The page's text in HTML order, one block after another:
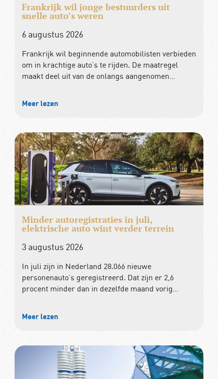
Frankrijk wil jonge bestuurders uit
snelle auto’s weren
6 augustus 2026
Frankrijk wil beginnende automobilisten verbieden
om in krachtige auto’s te rijden. De maatregel
maakt deel uit van de onlangs aangenomen…
Meer lezen
Minder autoregistraties in juli,
elektrische auto wint verder terrein
3 augustus 2026
In juli zijn in Nederland 28.066 nieuwe
personenauto’s geregistreerd. Dat zijn er 2,6
procent minder dan in dezelfde maand vorig…
Meer lezen